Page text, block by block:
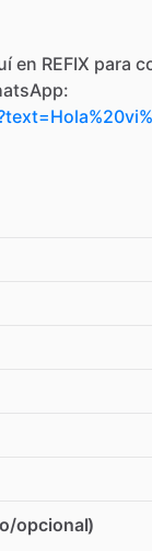
en REFIX para
opcional)